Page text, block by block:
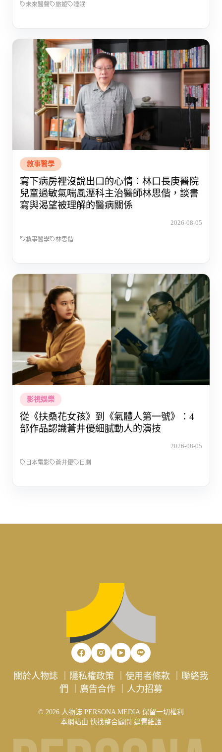
未來醫聲 旅遊 睡眠
敘事醫學
寫下病房裡沒說出口的心情：林口長庚醫院
兒童過敏氣喘風溼科主治醫師林思偕，談書
寫與渴望被理解的醫病關係
2026-08-05
敘事醫學 林思偕
影視娛樂
從《扶桑花女孩》到《氣體人第一號》：4
部作品認識蒼井優細膩動人的演技
2026-08-05
日本電影 蒼井優 日劇
關於人物誌 隱私權政策 ｜使用者條款 ｜聯絡我
們
廣告合作｜ 人力招募
© 2026 人物誌 PERSONA MEDIA 保留一切權利
本網站由 快找整合顧問 建置維護